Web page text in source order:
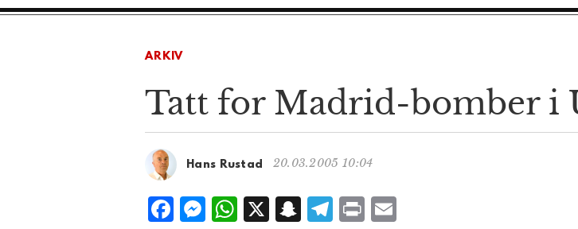
ARKIV
Tatt for Madrid-bomber i
Hans Rustad 20.03.2005 10:04
F
M W X S
T P